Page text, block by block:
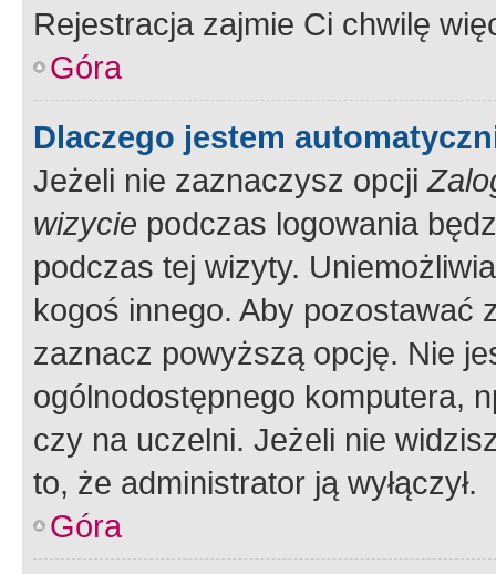
Rejestracja zajmie Ci chwilę
Góra
Dlaczego jestem
Jeżeli nie zaznaczysz opcji
wizycie podczas logowania
podczas tej wizyty.
kogoś innego. Aby pozostawać
zaznacz powyższą opcję. Nie
ogólnodostępnego komputera,
czy na uczelni. Jeżeli nie
to, że administrator ją wyłączył.
Góra